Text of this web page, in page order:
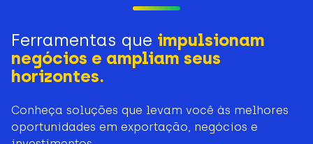
Ferramentas que impulsionam
negócios e ampliam seus
horizontes.
Conheça soluções que levam você às melhores
oportunidades em exportação, negócios e